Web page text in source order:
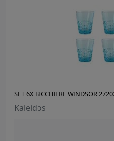
SET 6X BICCHIERE WINDSOR
Kaleidos